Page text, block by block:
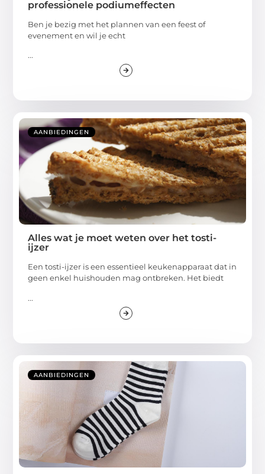
professionele podiumeffecten
Ben je bezig met het plannen van een feest of
evenement en wil je echt
...
AANBIEDINGEN
Alles wat je moet weten over het tosti-
ijzer
Een tosti-ijzer is een essentieel keukenapparaat dat in
geen enkel huishouden mag ontbreken. Het biedt
...
AANBIEDINGEN